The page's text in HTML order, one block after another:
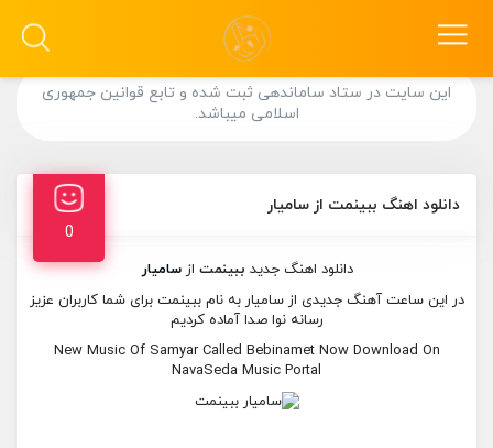
این سایت در ستاد ساماندهی ثبت شده و تابع قوانین جمهوری
اسلامی میباشد.
دانلود اهنگ ببینمت از سامیار
0
دانلود اهنگ جدید ببینمت از سامیار
در این ساعت آهنگ جدیدی از سامیار به نام ببینمت برای شما کاربران عزیز
رسانه نوا صدا آماده کردیم
New Music Of Samyar Called Bebinamet Now Download On
NavaSeda Music Portal